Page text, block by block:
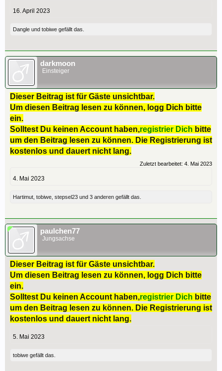
16. April 2023
Dangle und tobiwe gefällt das.
darkmoon
Einsteiger
Dieser Beitrag ist für Gäste unsichtbar.
Um diesen Beitrag lesen zu können, logg Dich bitte
ein.
Solltest Du keinen Account haben,registrier Dich bitte
um den Beitrag lesen zu können. Die Registrierung ist
kostenlos und dauert nicht lang.
Zuletzt bearbeitet: 4. Mai 2023
4. Mai 2023
Hartimut, tobiwe, stepsel23 und 3 anderen gefällt das.
paulchen77
Jungsachse
Dieser Beitrag ist für Gäste unsichtbar.
Um diesen Beitrag lesen zu können, logg Dich bitte
ein.
Solltest Du keinen Account haben,registrier Dich bitte
um den Beitrag lesen zu können. Die Registrierung ist
kostenlos und dauert nicht lang.
5. Mai 2023
tobiwe gefällt das.